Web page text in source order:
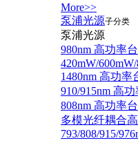
More>>
泵浦光源子分类
泵浦光源
980nm 高功率
420mW/
1480nm 高功率
910/915nm 高
808nm 高功率
多模光纤耦合
793/808/915/